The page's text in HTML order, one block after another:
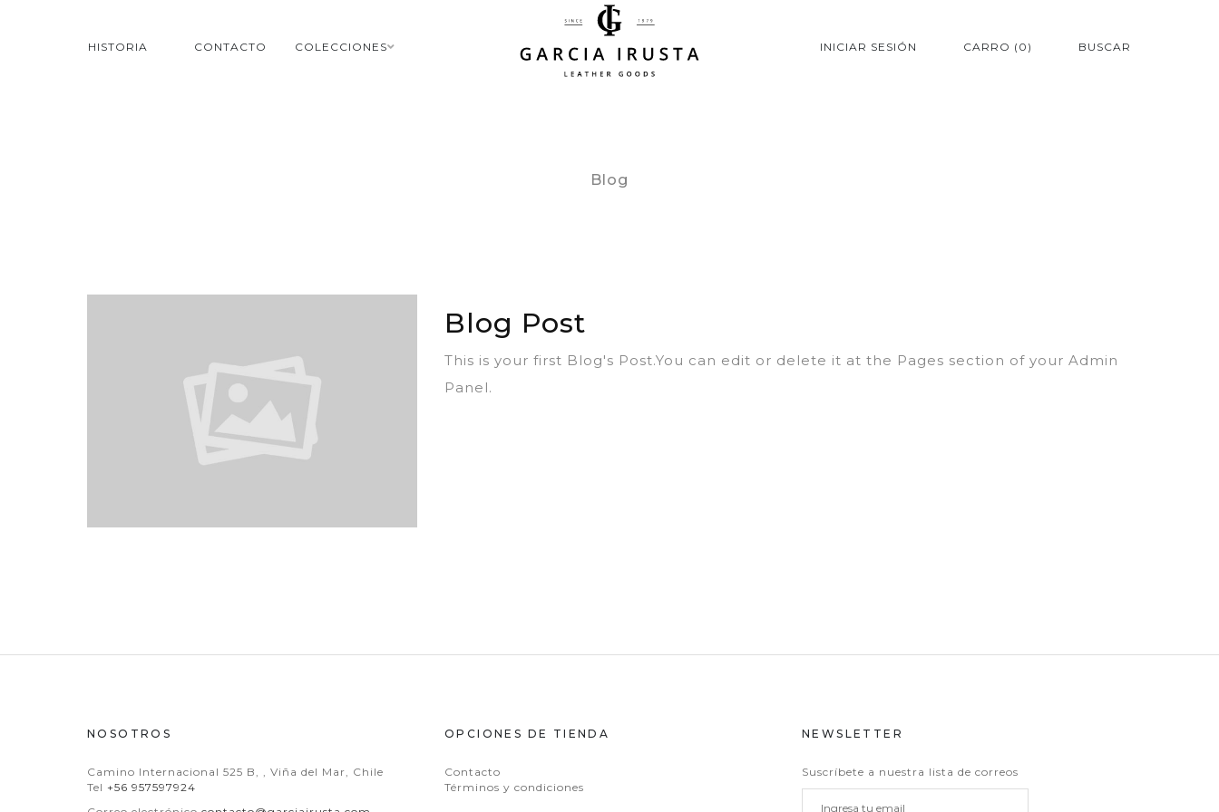
HISTORIA CONTACTO COLECCIONES INICIAR SESIÓN CARRO 0 BUSCAR
Blog
Blog Post
This is your first Blog's Post.You can edit or delete it at the Pages section of your Admin
Panel.
NOSOTROS
Camino Internacional 525 B, , Viña del Mar, Chile
Tel +56 957597924
OPCIONES DE TIENDA
Contacto
Términos y condiciones
NEWSLETTER
Suscríbete a nuestra lista de correos